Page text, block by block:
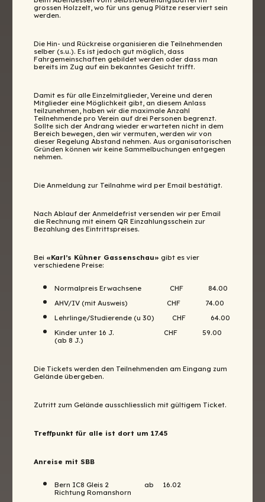
grossen Holzzelt, wo für uns genug Plätze reserviert sein
werden.
Die Hin- und Rückreise organisieren die Teilnehmenden
selber (s.u.). Es ist jedoch gut möglich, dass
Fahrgemeinschaften gebildet werden oder dass man
bereits im Zug auf ein bekanntes Gesicht trifft.
Damit es für alle Einzelmitglieder, Vereine und deren
Mitglieder eine Möglichkeit gibt, an diesem Anlass
teilzunehmen, haben wir die maximale Anzahl
Teilnehmende pro Verein auf drei Personen begrenzt.
Sollte sich der Andrang wieder erwarteten nicht in dem
Bereich bewegen, den wir vermuten, werden wir von
dieser Regelung Abstand nehmen. Aus organisatorischen
Gründen können wir keine Sammelbuchungen entgegen
nehmen.
Die Anmeldung zur Teilnahme wird per Email bestätigt.
Nach Ablauf der Anmeldefrist versenden wir per Email
die Rechnung mit einem QR Einzahlungsschein zur
Bezahlung des Eintrittspreises.
Bei «Karl’s Kühner Gassenschau» gibt es vier
verschiedene Preise:
Normalpreis Erwachsene CHF 84.00
AHV/IV (mit Ausweis) CHF 74.00
Lehrlinge/Studierende (u 30) CHF 64.00
Kinder unter 16 J. CHF 59.00
(ab 8 J.)
Die Tickets werden den Teilnehmenden am Eingang zum
Gelände übergeben.
Zutritt zum Gelände ausschliesslich mit gültigem Ticket.
Treffpunkt für alle ist dort um 17.45
Anreise mit SBB
Bern IC8 Gleis 2 ab 16.02
Richtung Romanshorn